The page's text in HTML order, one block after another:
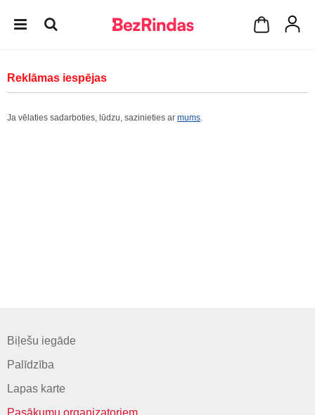
Reklāmas iespējas
Ja vēlaties sadarboties, lūdzu, sazinieties ar mums.
Biļešu iegāde
Palīdzība
Lapas karte
Pasākumu organizatoriem